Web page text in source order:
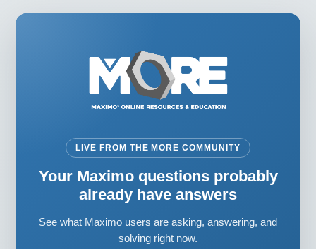
LIVE FROM THE MORE COMMUNITY
Your Maximo questions probably
already have answers
See what Maximo users are asking, answering, and
solving right now.